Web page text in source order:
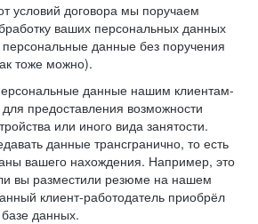
условий договора мы поручаем
ваших персональных данных
данные без поручения
тоже можно).
данные нашим клиентам-
предоставления возможности
или иного вида занятости.
данные трансгранично, то есть
вашего нахождения. Например, это
вы разместили резюме на нашем
клиент-работодатель приобрёл
данных.